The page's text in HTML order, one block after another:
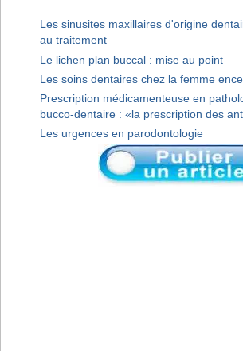
Les sinusites maxillaires d'origine
au traitement
Le lichen plan buccal : mise au point
Les soins dentaires chez la femme
Prescription médicamenteuse en
bucco-dentaire : «la prescription des
Les urgences en parodontologie